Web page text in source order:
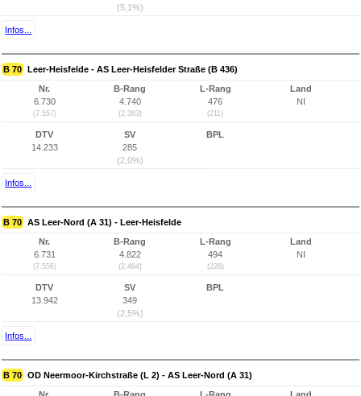
(5,1%)
Infos...
B 70 Leer-Heisfelde - AS Leer-Heisfelder Straße (B 436)
Nr.
6.730
(7.557)
B-Rang
4.740
(2.383)
L-Rang
476
(211)
Land
NI
DTV
14.233
SV
285
(2,0%)
BPL
Infos...
B 70 AS Leer-Nord (A 31) - Leer-Heisfelde
Nr.
6.731
(7.556)
B-Rang
4.822
(2.464)
L-Rang
494
(228)
Land
NI
DTV
13.942
SV
349
(2,5%)
BPL
Infos...
B 70 OD Neermoor-Kirchstraße (L 2) - AS Leer-Nord (A 31)